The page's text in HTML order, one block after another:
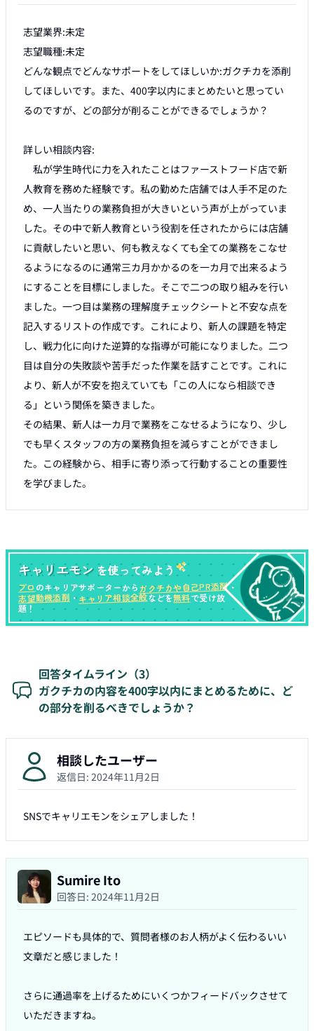
志望業界:未定
志望職種:未定
どんな観点でどんなサポートをしてほしいか:ガクチカを添削
してほしいです。また、400字以内にまとめたいと思ってい
るのですが、どの部分が削ることができるでしょうか？
詳しい相談内容:
私が学生時代に力を入れたことはファーストフード店で新
人教育を務めた経験です。私の勤めた店舗では人手不足のた
め、一人当たりの業務負担が大きいという声が上がっていま
した。その中で新人教育という役割を任されたからには店舗
に貢献したいと思い、何も教えなくても全ての業務をこなせ
るようになるのに通常三カ月かかるのを一カ月で出来るよう
にすることを目標にしました。そこで二つの取り組みを行い
ました。一つ目は業務の理解度チェックシートと不安な点を
記入するリストの作成です。これにより、新人の課題を特定
し、戦力化に向けた逆算的な指導が可能になりました。二つ
目は自分の失敗談や苦手だった作業を話すことです。これに
より、新人が不安を抱えていても「この人になら相談でき
る」という関係を築きました。
その結果、新人は一カ月で業務をこなせるようになり、少し
でも早くスタッフの方の業務負担を減らすことができまし
た。この経験から、相手に寄り添って行動することの重要性
を学びました。
キャリエモン を使ってみよう
プロ のキャリアサポーターからガクチカや自己PR添削・
志望動機添削 ・キャリア相談全般などを無料で受け放
題！
回答タイムライン（3）
ガクチカの内容を400字以内にまとめるために、ど
の部分を削るべきでしょうか？
相談したユーザー
返信日: 2024年11月2日
SNSでキャリエモンをシェアしました！
Sumire Ito
回答日: 2024年11月2日
エピソードも具体的で、質問者様のお人柄がよく伝わるいい
文章だと感じました！
さらに通過率を上げるためにいくつかフィードバックさせて
いただきますね。